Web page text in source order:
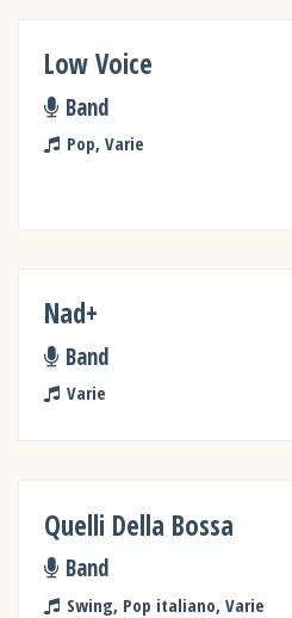
Low Voice
Band
Pop, Varie
Nad+
Band
Varie
Quelli Della Bossa
Band
Swing, Pop italiano, Varie